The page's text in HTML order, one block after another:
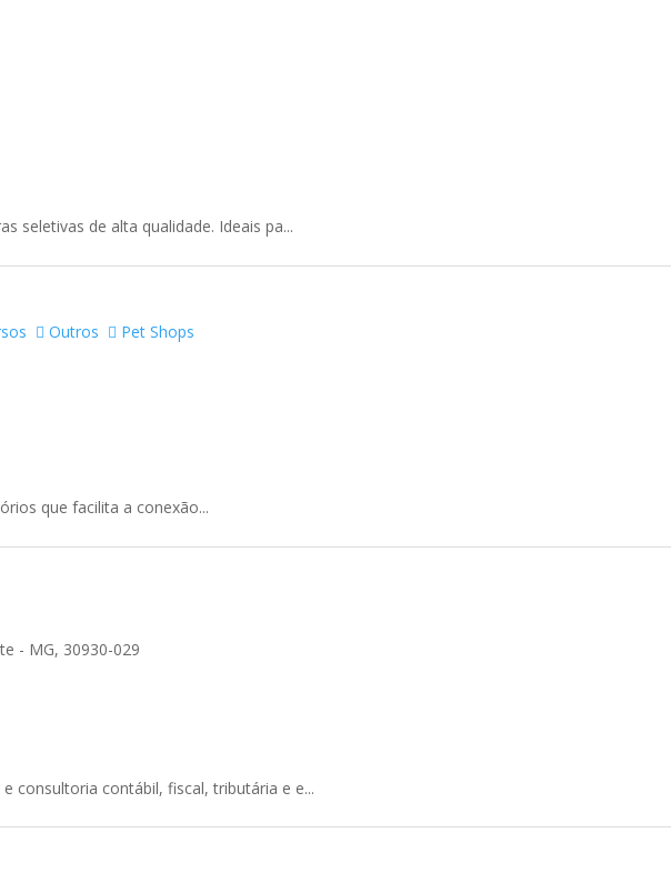
seletivas de alta qualidade. Ideais pa...
Outros
Pet Shops
que facilita a conexão...
- MG, 30930-029
consultoria contábil, fiscal, tributária e e...